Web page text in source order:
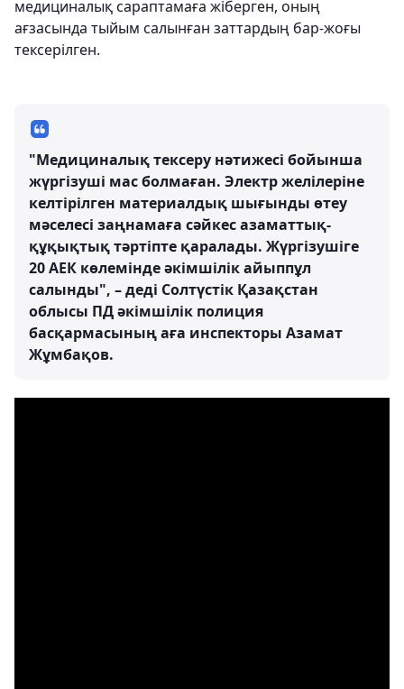
медициналық сараптамаға жіберген, оның
ағзасында тыйым салынған заттардың бар-жоғы
тексерілген.
"Медициналық тексеру нәтижесі бойынша
жүргізуші мас болмаған. Электр желілеріне
келтірілген материалдық шығынды өтеу
мәселесі заңнамаға сәйкес азаматтық-
құқықтық тәртіпте қаралады. Жүргізушіге
20 АЕК көлемінде әкімшілік айыппұл
салынды", – деді Солтүстік Қазақстан
облысы ПД әкімшілік полиция
басқармасының аға инспекторы Азамат
Жұмбақов.